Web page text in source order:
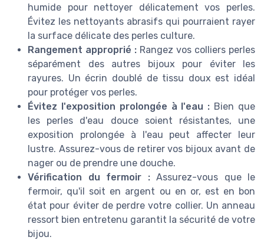
humide pour nettoyer délicatement vos perles.
Évitez les nettoyants abrasifs qui pourraient rayer
la surface délicate des perles culture.
Rangement approprié : Rangez vos colliers perles
séparément des autres bijoux pour éviter les
rayures. Un écrin doublé de tissu doux est idéal
pour protéger vos perles.
Évitez l'exposition prolongée à l'eau : Bien que
les perles d'eau douce soient résistantes, une
exposition prolongée à l'eau peut affecter leur
lustre. Assurez-vous de retirer vos bijoux avant de
nager ou de prendre une douche.
Vérification du fermoir :Assurez-vous que le
fermoir, qu'il soit en argent ou en or, est en bon
état pour éviter de perdre votre collier. Un anneau
ressort bien entretenu garantit la sécurité de votre
bijou.